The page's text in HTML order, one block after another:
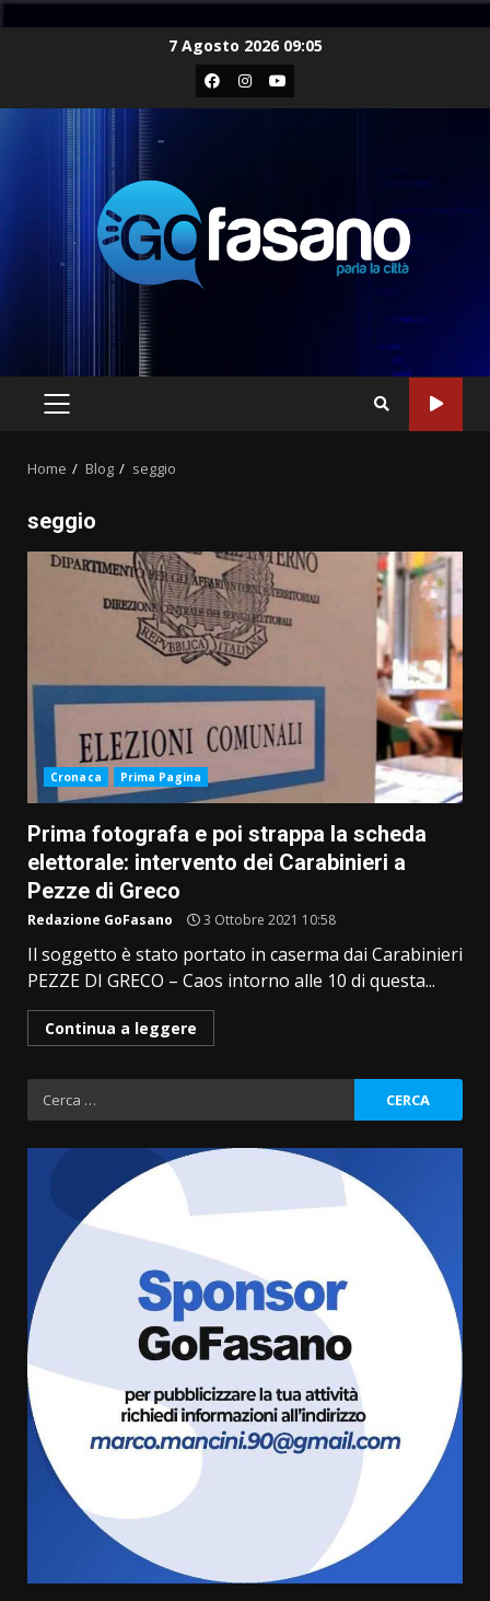
7 Agosto 2026 09:05
Facebook
Instagram
Youtube
PRIMARY
Home Blog seggio
seggio
Cronaca Prima Pagina
Prima fotografa e poi strappa la scheda
elettorale: intervento dei Carabinieri a
Pezze di Greco
Redazione GoFasano 3 Ottobre 2021 10:58
Il soggetto è stato portato in caserma dai Carabinieri
PEZZE DI GRECO – Caos intorno alle 10 di questa...
Continua a leggere
Ricerca
per:
Fasanese ferito a colpi di arma
da fuoco
6 Agosto 2026 18:13
Carta d’identità: continua il piano
di aperture straordinarie del
Comune di Fasano